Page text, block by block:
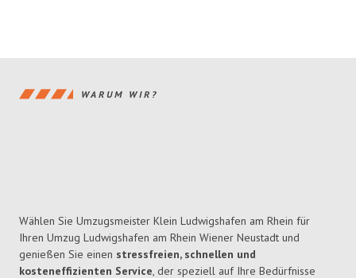
WARUM WIR?
Wählen Sie Umzugsmeister Klein Ludwigshafen am Rhein für
Ihren Umzug Ludwigshafen am Rhein Wiener Neustadt und
genießen Sie einen stressfreien, schnellen und
kosteneffizienten Service, der speziell auf Ihre Bedürfnisse